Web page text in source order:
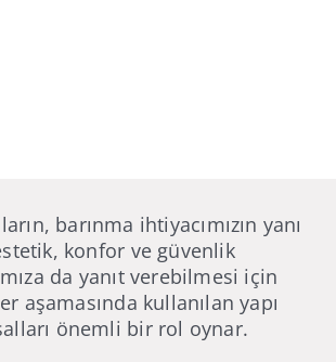
barınma ihtiyacımızın yanı
konfor ve güvenlik
da yanıt verebilmesi için
aşamasında kullanılan yapı
önemli bir rol oynar.